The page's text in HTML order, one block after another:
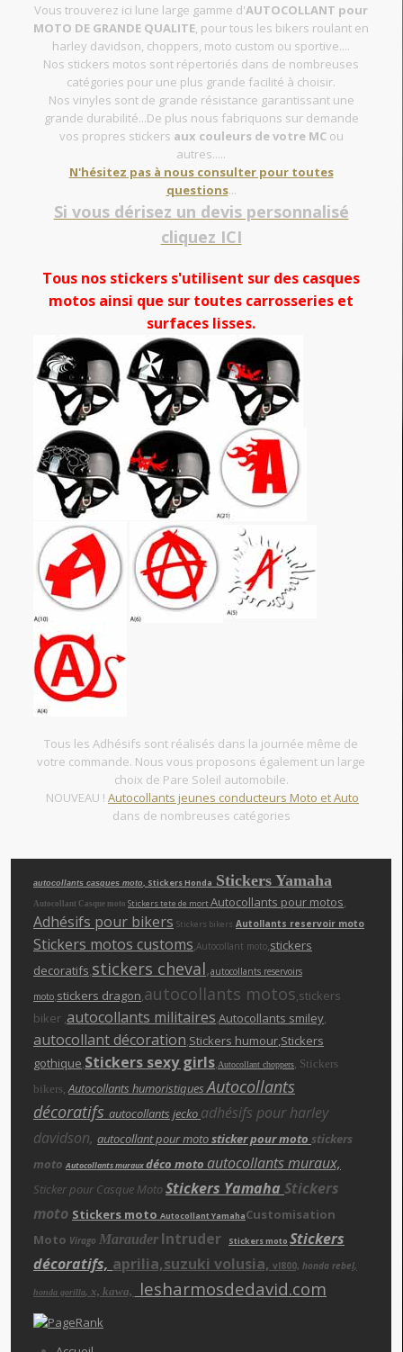
Vous trouverez ici lune large gamme d'AUTOCOLLANT pour
MOTO DE GRANDE QUALITE, pour tous les bikers roulant en
harley davidson, choppers, moto custom ou sportive....
Nos stickers motos sont répertoriés dans de nombreuses
catégories pour une plus grande facilité à choisir.
Nos vinyles sont de grande résistance garantissant une
grande durabilité...De plus nous fabriquons sur demande
vos propres stickers aux couleurs de votre MCou
autres.....
N'hésitez pas à nous consulter pour toutes
questions...
Si vous dérisez un devis personnalisé
cliquez ICI
Tous nos stickers s'utilisent sur des casques
motos ainsi que sur toutes carrosseries et
surfaces lisses.
Tous les Adhésifs sont réalisés dans la journée même de
votre commande. Nous vous proposons également un large
choix de Pare Soleil automobile.
NOUVEAU ! Autocollants jeunes conducteurs Moto et Auto
dans de nombreuses catégories
autocollants casques moto, Stickers Honda Stickers Yamaha
Autocollant Casque moto Stickers tete de mortAutocollants pour motos,
Adhésifs pour bikers Stickers bikers Autollants reservoir moto
Stickers motos customs,Autocollant moto,stickers
decoratifs,stickers cheval,autocollants reservoirs
moto,stickers dragon,autocollants motos,stickers
biker ,autocollants militaires,Autocollants smiley,
autocollant décoration,Stickers humour,Stickers
gothique,Stickers sexy girls,Autocollant choppers, Stickers
bikers,Autocollants humoristiquesAutocollants
décoratifs autocollants jecko adhésifs pour harley
davidson, autocollant pour motosticker pour moto stickers
motoAutocollants murauxdéco moto autocollants muraux,
Sticker pour Casque MotoStickers Yamaha Stickers
moto Stickers moto Autocollant YamahaCustomisation
Moto Virago Marauder Intruder Stickers moto Stickers
décoratifs, aprilia,suzuki volusia, vl800, honda rebel,
honda gorilla, x, kawa, lesharmosdedavid.com